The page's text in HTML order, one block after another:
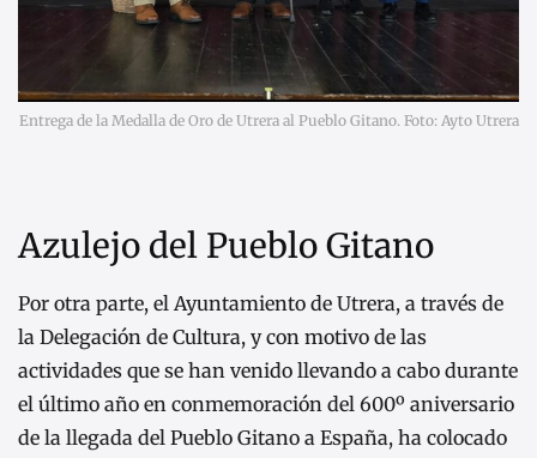
Entrega de la Medalla de Oro de Utrera al Pueblo Gitano. Foto: Ayto Utrera
Azulejo del Pueblo Gitano
Por otra parte, el Ayuntamiento de Utrera, a través de
la Delegación de Cultura, y con motivo de las
actividades que se han venido llevando a cabo durante
el último año en conmemoración del 600º aniversario
de la llegada del Pueblo Gitano a España, ha colocado